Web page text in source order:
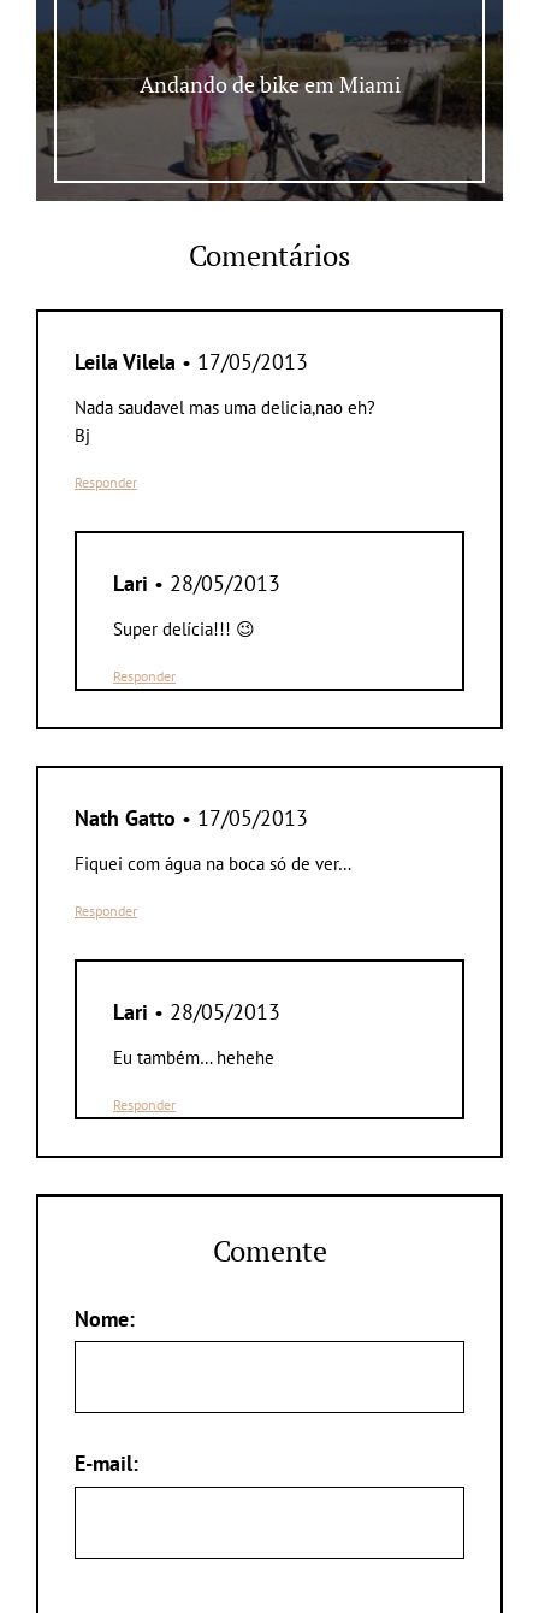
Andando de bike em Miami
Comentários
Leila Vilela • 17/05/2013
Nada saudavel mas uma delicia,nao eh?
Bj
Responder
Lari • 28/05/2013
Super delícia!!! 😉
Responder
Nath Gatto • 17/05/2013
Fiquei com água na boca só de ver…
Responder
Lari • 28/05/2013
Eu também… hehehe
Responder
Comente
Nome:
E-mail: